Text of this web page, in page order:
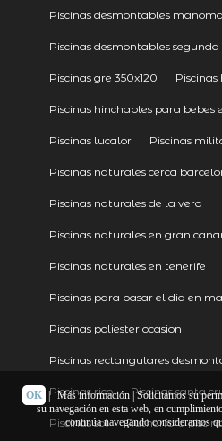
Piscinas desmontables
Piscinas desmontables
Piscinas gre 350x120
Piscinas hinchables para bebes
Piscinas lucalor Piscinas
Piscinas naturales cerca
Piscinas naturales de la vera
Piscinas naturales en gran
Piscinas naturales en tenerife
Piscinas para pasar el dia en
Piscinas poliester ocasion
Piscinas rectangulares
Piscinas rico Piscinas santa
Piscinas sol Rutherford
OK | Más información| Solicitamos su
su navegación en esta web, en
continúa navegando consideramos